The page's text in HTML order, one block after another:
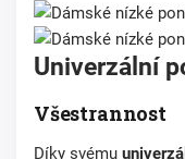
Univerzální
Všestrannost
Díky svému